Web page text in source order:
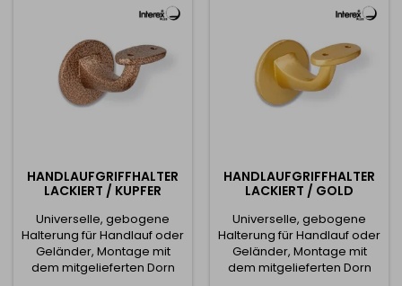
HANDLAUFGRIFFHALTER
LACKIERT / KUPFER
Universelle, gebogene
Halterung für Handlauf oder
Geländer, Montage mit
dem mitgelieferten Dorn
HANDLAUFGRIFFHALTER
LACKIERT / GOLD
Universelle, gebogene
Halterung für Handlauf oder
Geländer, Montage mit
dem mitgelieferten Dorn